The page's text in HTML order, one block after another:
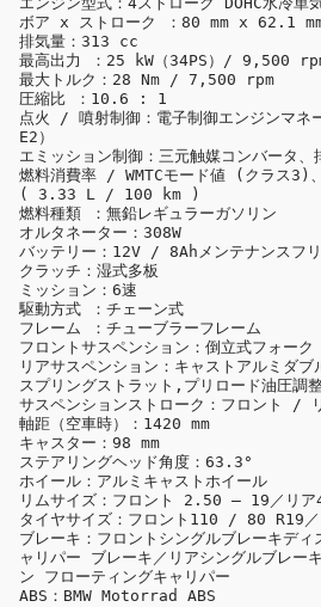
ボア x ストローク ：80 mm x 62.1
排気量：313 cc
最高出力 ：25 kW（34PS）/ 9,500
最大トルク：28 Nm / 7,500 rpm
圧縮比 ：10.6 : 1
点火 / 噴射制御：電子制御エンジンマネ
E2）
エミッション制御：三元触媒コンバータ、
燃料消費率 / WMTCモード値 (クラス3)
( 3.33 L / 100 km )
燃料種類 ：無鉛レギュラーガソリン
オルタネーター：308W
バッテリー：12V / 8Ahメンテナンスフ
クラッチ：湿式多板
ミッション：6速
駆動方式 ：チェーン式
フレーム ：チューブラーフレーム
フロントサスペンション：倒立式フォーク
リアサスペンション：キャストアルミダ
スプリングストラット,プリロード油圧調
サスペンションストローク：フロント
軸距（空車時）：1420 mm
キャスター：98 mm
ステアリングヘッド角度：63.3°
ホイール：アルミキャストホイール
リムサイズ：フロント 2.50 – 19／リ
タイヤサイズ：フロント110 / 80 R19
ブレーキ：フロントシングルブレーキデ
ャリパー ブレーキ／リアシングルブレー
ン フローティングキャリパー
ABS：BMW Motorrad ABS